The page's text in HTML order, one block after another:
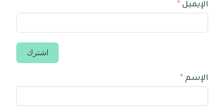
الإيميل
اشترك
الإسم